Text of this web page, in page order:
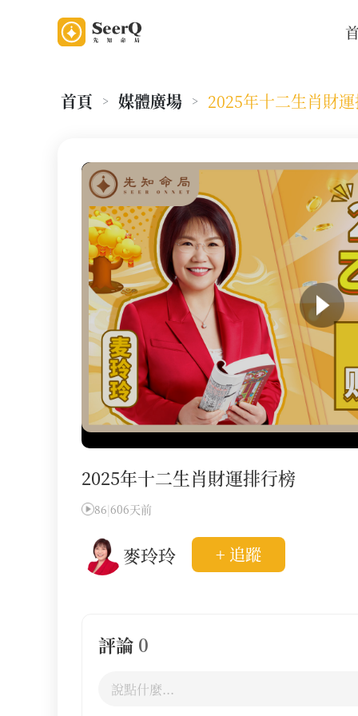
首頁 > 媒體廣場 > 2025年十二生肖財
2025年十二生肖財運排行榜
86|606天前
麥玲玲 + 追蹤
評論 0